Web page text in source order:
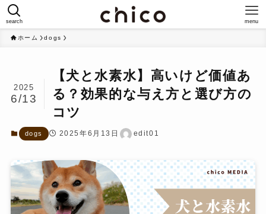
search menu
ホーム dogs
【犬と水素水】高いけど価値あ
る？効果的な与え方と選び方の
コツ
2025
6/13
dogs 2025年6月13日 edit01